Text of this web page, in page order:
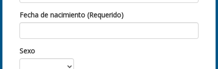
Fecha de nacimiento (Requerido)
Sexo